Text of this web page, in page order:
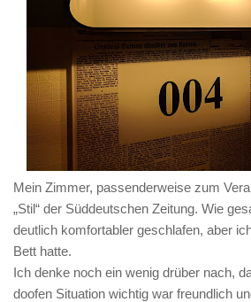
Mein Zimmer, passenderweise zum
„Stil“ der Süddeutschen Zeitung. Wie
deutlich komfortabler geschlafen, aber
Bett hatte.
Ich denke noch ein wenig drüber nach,
doofen Situation wichtig war freundlich